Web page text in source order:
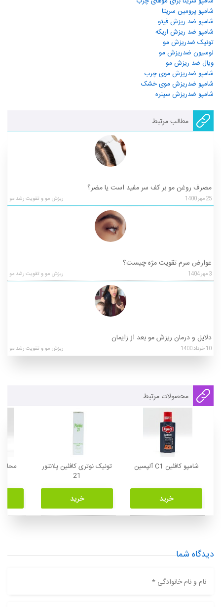
شامپو پرومین سریتا
شامپو ضد ریزش فیتو
شامپو ضد ریزش اریکه
تونیک ضدریزش مو
لوسیون ضدریزش مو
ویال ضد ریزش مو
شامپو ضدریزش موی چرب
شامپو ضدریزش موی خشک
شامپو ضدریزش سینره
مطالب مرتبط
مصرف روغن مو بر کف سر مفید است یا مضر؟
25مهر1400 ریزش مو و تقویت رشد مو
عوارض سرم تقویت مژه چیست؟
3مهر1404 ریزش مو و تقویت رشد مو
دلایل و درمان ریزش مو بعد از زایمان
10خرداد1400 ریزش مو و تقویت رشد مو
محصولات مرتبط
شامپو کافئین C1 آلپسین
خرید
تونيک نوتری کافئین پلانتور
21
خرید
دیدگاه شما
نام و نام خانوادگی *